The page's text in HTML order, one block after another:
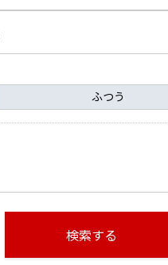
ふつう
検索する